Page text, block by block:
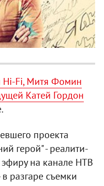
Hi-Fi, Митя Фомин
Катей Гордон
проекта
герой" - реалити-
эфиру на канале НТВ
разгаре съемки